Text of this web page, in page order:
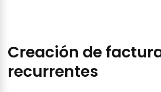
Creación de
recurrentes